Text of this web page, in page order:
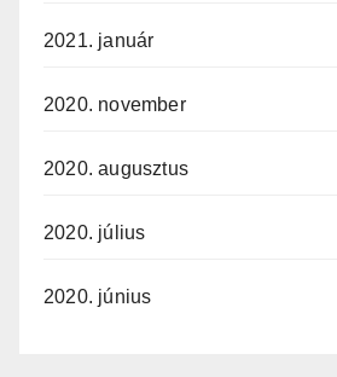
2021. január
2020. november
2020. augusztus
2020. július
2020. június